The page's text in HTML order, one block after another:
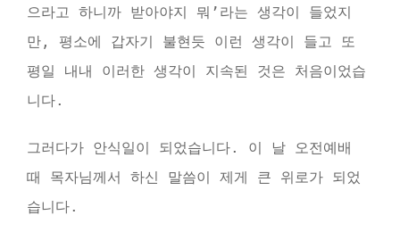
으라고 하니까 받아야지 뭐’라는 생각이 들었지
만, 평소에 갑자기 불현듯 이런 생각이 들고 또
평일 내내 이러한 생각이 지속된 것은 처음이었습
니다.
그러다가 안식일이 되었습니다. 이 날 오전예배
때 목자님께서 하신 말씀이 제게 큰 위로가 되었
습니다.